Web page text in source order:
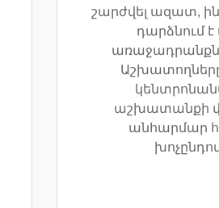
շարժվել ազատ,
դարձնում
աշխատանքի
անհարմար